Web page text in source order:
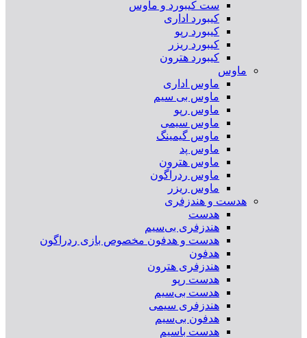
ست کیبورد و ماوس
کیبورد اداری
کیبورد رپو
کیبورد ریزر
کیبورد هترون
ماوس
ماوس اداری
ماوس بی سیم
ماوس رپو
ماوس سیمی
ماوس گیمینگ
ماوس پد
ماوس هترون
ماوس ردراگون
ماوس ریزر
هدست و هندزفری
هدست
هندزفری بی‌سیم
هدست و هدفون مخصوص بازی ردراگون
هدفون
هندزفری هترون
هدست رپو
هدست بی‌سیم
هندزفری سیمی
هدفون بی‌سیم
هدست باسیم